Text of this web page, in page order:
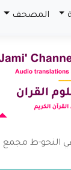
المصحف
في النحو-ط مجمع